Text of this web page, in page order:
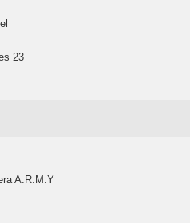
23
A.R.M.Y